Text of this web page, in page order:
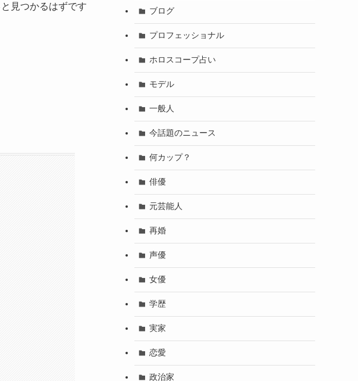
見つかるはずです
ブログ
プロフェッショナル
ホロスコープ占い
モデル
一般人
今話題のニュース
何カップ？
俳優
元芸能人
再婚
声優
女優
学歴
実家
恋愛
政治家